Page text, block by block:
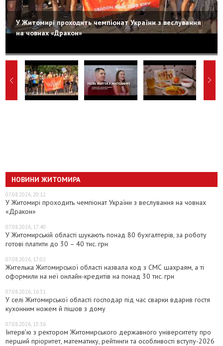
У Житомирі проходить чемпіонат України з веслування
на човнах «Дракон»
НОВИНИ ЖИТОМИРА
07.08.2026, 20:12
У Житомирі проходить чемпіонат України з веслування на човнах
«Дракон»
07.08.2026, 17:40
У Житомирській області шукають понад 80 бухгалтерів, за роботу
готові платити до 30 – 40 тис. грн
07.08.2026, 17:02
Жителька Житомирської області назвала код з СМС шахраям, а ті
оформили на неї онлайн-кредитів на понад 30 тис. грн
07.08.2026, 16:31
У селі Житомирської області господар під час сварки вдарив гостя
кухонним ножем й пішов з дому
07.08.2026, 15:36
Інтерв’ю з ректором Житомирського державного університету про
перший пріоритет, математику, рейтинги та особливості вступу-2026